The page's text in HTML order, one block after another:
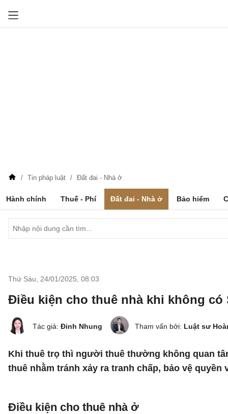
Tin pháp luật Đất đai - Nhà ở
Hành chính Thuế - Phí Đất đai - Nhà ở Bảo hiểm
Thứ Sáu, 24/01/2025 08:03
Điều kiện cho thuê nhà khi không có
Tác giả: Đinh Nhung Tham vấn bởi: Luật sư
Khi thuê trọ thì người thuê thường không quan
thuê nhằm tránh xảy ra tranh chấp, bảo vệ
Điều kiện cho thuê nhà ở